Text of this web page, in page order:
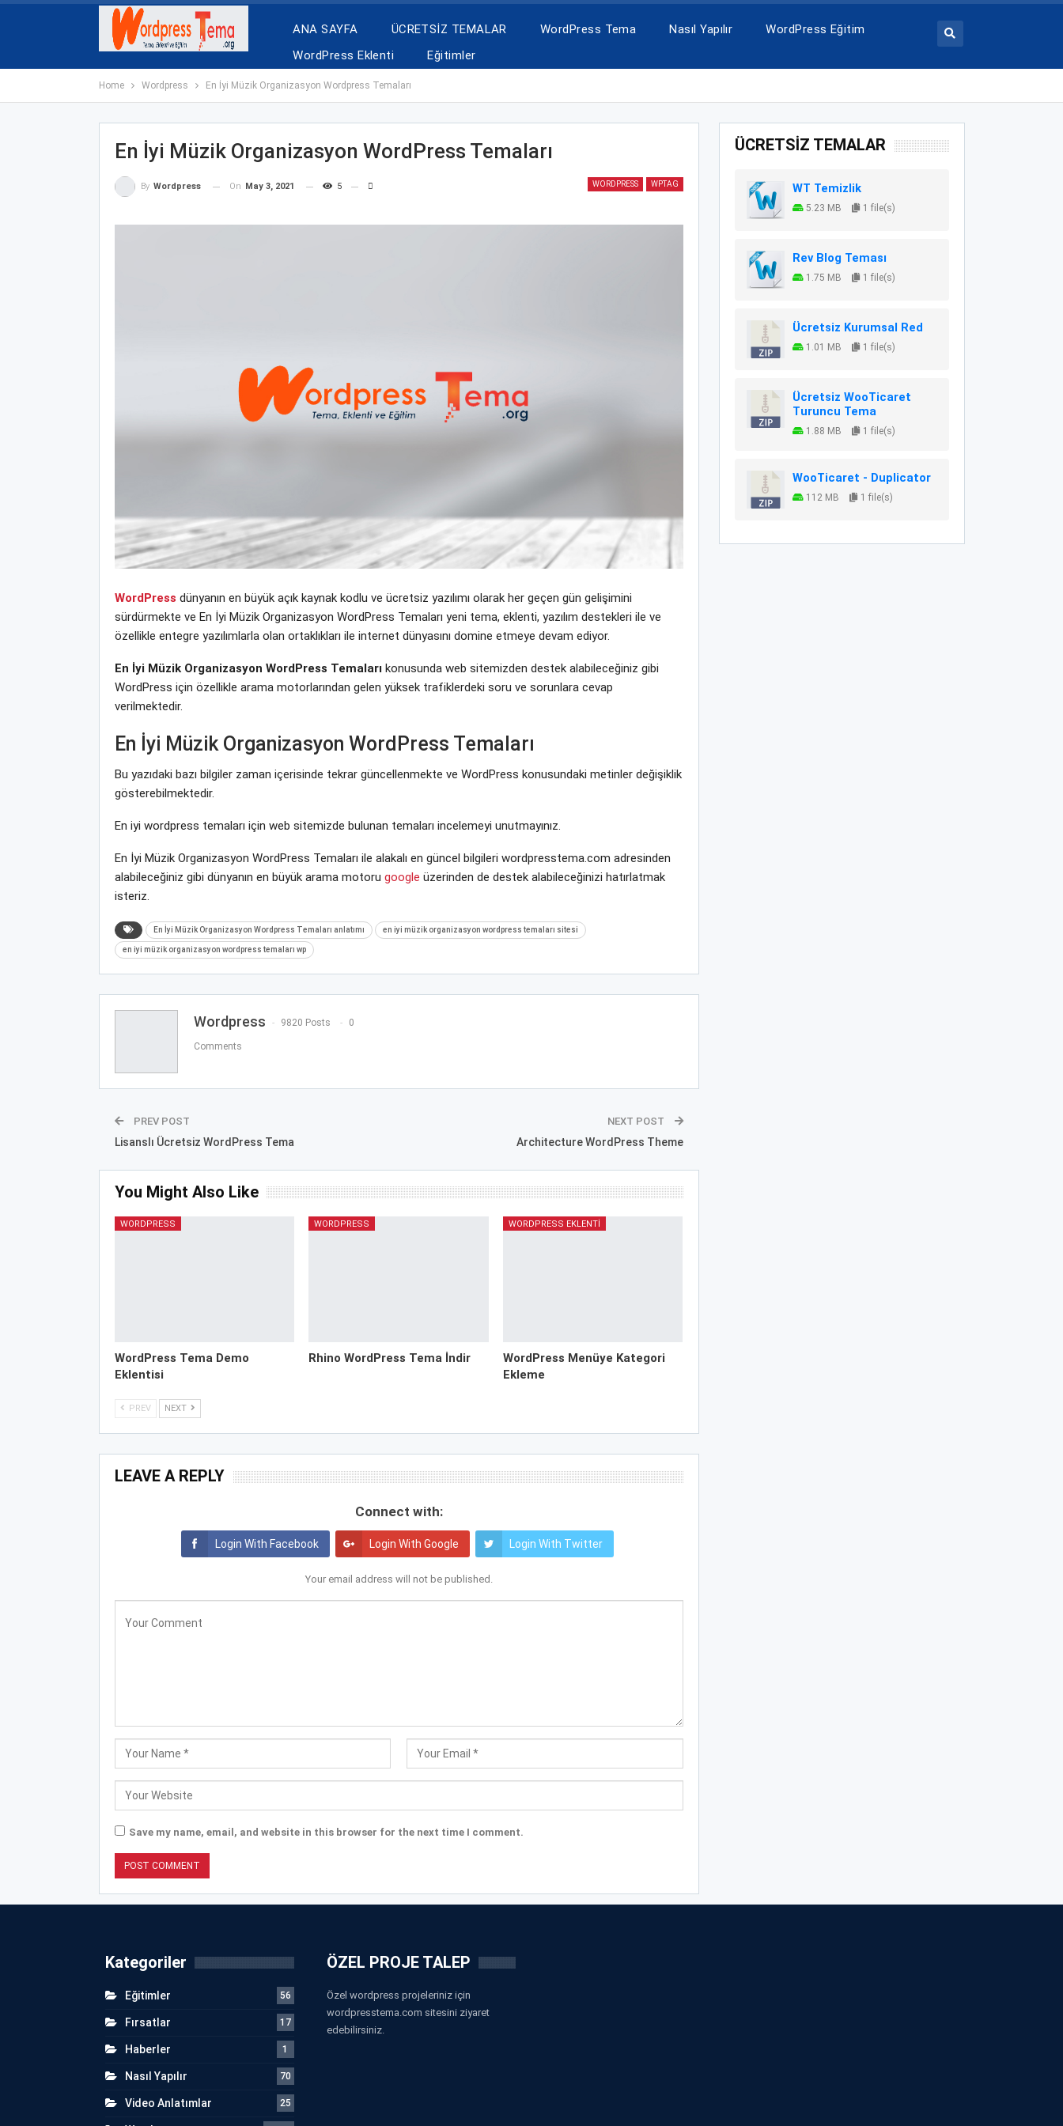
ANA SAYFA ÜCRETSİZ TEMALAR WordPress Tema Nasıl Yapılır
WordPress Eğitim
WordPress Eklenti
Eğitimler
Home Wordpress En İyi Müzik Organizasyon Wordpress Temaları
En İyi Müzik Organizasyon WordPress Temaları
WORDPRESS WPTAG
By Wordpress On May 3, 2021 5
WordPress dünyanın en büyük açık kaynak kodlu ve ücretsiz yazılımı olarak her geçen gün gelişimini
sürdürmekte ve En İyi Müzik Organizasyon WordPress Temaları yeni tema, eklenti, yazılım destekleri ile ve
özellikle entegre yazılımlarla olan ortaklıkları ile internet dünyasını domine etmeye devam ediyor.
En İyi Müzik Organizasyon WordPress Temalarıkonusunda web sitemizden destek alabileceğiniz gibi
WordPress için özellikle arama motorlarından gelen yüksek trafiklerdeki soru ve sorunlara cevap
verilmektedir.
En İyi Müzik Organizasyon WordPress Temaları
Bu yazıdaki bazı bilgiler zaman içerisinde tekrar güncellenmekte ve WordPress konusundaki metinler değişiklik
gösterebilmektedir.
En iyi wordpress temaları için web sitemizde bulunan temaları incelemeyi unutmayınız.
En İyi Müzik Organizasyon WordPress Temaları ile alakalı en güncel bilgileri wordpresstema.com adresinden
alabileceğiniz gibi dünyanın en büyük arama motoru google üzerinden de destek alabileceğinizi hatırlatmak
isteriz.
En İyi Müzik Organizasyon Wordpress Temaları anlatımı en iyi müzik organizasyon wordpress temaları sitesi
en iyi müzik organizasyon wordpress temaları wp
Wordpress 9820 Posts 0
Comments
PREV POST
Lisanslı Ücretsiz WordPress Tema
NEXT POST
Architecture WordPress Theme
You Might Also Like
WORDPRESS
WordPress Tema Demo
Eklentisi
WORDPRESS
Rhino WordPress Tema İndir
WORDPRESS EKLENTI
WordPress Menüye Kategori
Ekleme
PREV NEXT
LEAVE A REPLY
Connect with:
Login With Facebook Login With Google Login With Twitter
Your email address will not be published.
Save my name, email, and website in this browser for the next time I comment.
ÜCRETSİZ TEMALAR
WT Temizlik
5.23 MB 1 file(s)
Rev Blog Teması
1.75 MB 1 file(s)
Ücretsiz Kurumsal Red
1.01 MB 1 file(s)
Ücretsiz WooTicaret
Turuncu Tema
1.88 MB 1 file(s)
WooTicaret - Duplicator
112 MB 1 file(s)
Kategoriler
Eğitimler 56
Fırsatlar 17
Haberler 1
Nasıl Yapılır 70
Video Anlatımlar 25
ÖZEL PROJE TALEP
Özel wordpress projeleriniz için
wordpresstema.com sitesini ziyaret
edebilirsiniz.